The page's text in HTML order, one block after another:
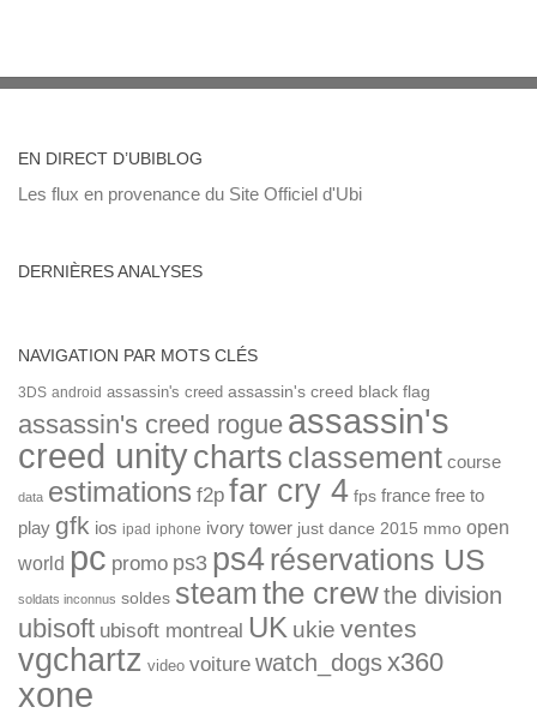
EN DIRECT D’UBIBLOG
Les flux en provenance du Site Officiel d'Ubi
DERNIÈRES ANALYSES
NAVIGATION PAR MOTS CLÉS
3DS android assassin's creed assassin's creed black flag
assassin's creed rogue assassin's
creed unitycharts classement course
data estimations f2p far cry 4 fps france free to
play gfk ios ipad iphone ivory tower just dance 2015 mmo open
world pc promo ps3 ps4réservations US
soldats inconnus soldes steamthe crewthe division
ubisoft ubisoft montreal UK ukie ventes
vgchartz video voiture watch_dogsx360
xone